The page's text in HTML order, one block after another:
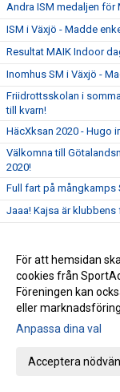
Andra ISM medaljen för
ISM i Växjö - Madde
Resultat MAIK Indoor
Inomhus SM i Växjö -
Friidrottsskolan i
till kvarn!
HäcXksan 2020 - Hugo
Välkomna till
2020!
Full fart på mångkamps
Jaaa! Kajsa är
Viktiga datum för
Lindås Athletics -
sig!
Tidsprogram och PM -
Fantastiskt fina
Cafét i Friidrottens Hus
Välkomna till Lindås
För att hemsidan
cookies från
Föreningen kan
eller
Anpassa dina val
Acceptera